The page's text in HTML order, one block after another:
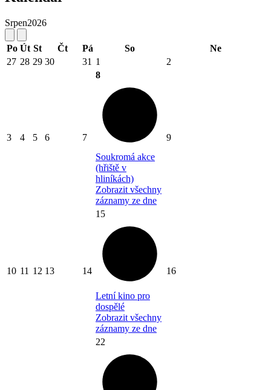
Srpen2026
Po Út St Čt Pá So
Ne
27 28 29 30 31 1 2
3 4 5 6 7
8
Soukromá akce
(hřiště v
hliníkách)
Zobrazit všechny
záznamy ze dne
9
10 11 12 13 14
15
Letní kino pro
dospělé
Zobrazit všechny
záznamy ze dne
16
22